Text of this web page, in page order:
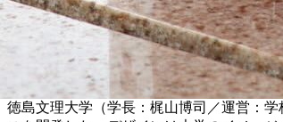
徳島文理大学（学長：梶山博司／運営：